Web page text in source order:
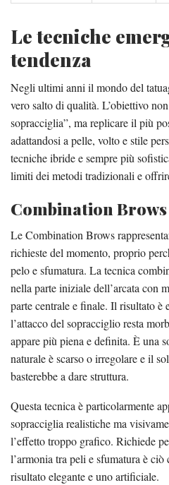
Le tecniche
tendenza
Negli ultimi anni il mondo del
vero salto di qualità. L’obiettivo
sopracciglia”, ma replicare il più
adattandosi a pelle, volto e stile
tecniche ibride e sempre più
limiti dei metodi tradizionali e
Combination Brows
Le Combination Brows
richieste del momento, proprio
pelo e sfumatura. La tecnica
nella parte iniziale dell’arcata con
parte centrale e finale. Il risultato è
l’attacco del sopracciglio resta
appare più piena e definita. È una
naturale è scarso o irregolare e il
basterebbe a dare struttura.
Questa tecnica è particolarmente
sopracciglia realistiche ma
l’effetto troppo grafico. Richiede
l’armonia tra peli e sfumatura è
risultato elegante e uno artificiale.